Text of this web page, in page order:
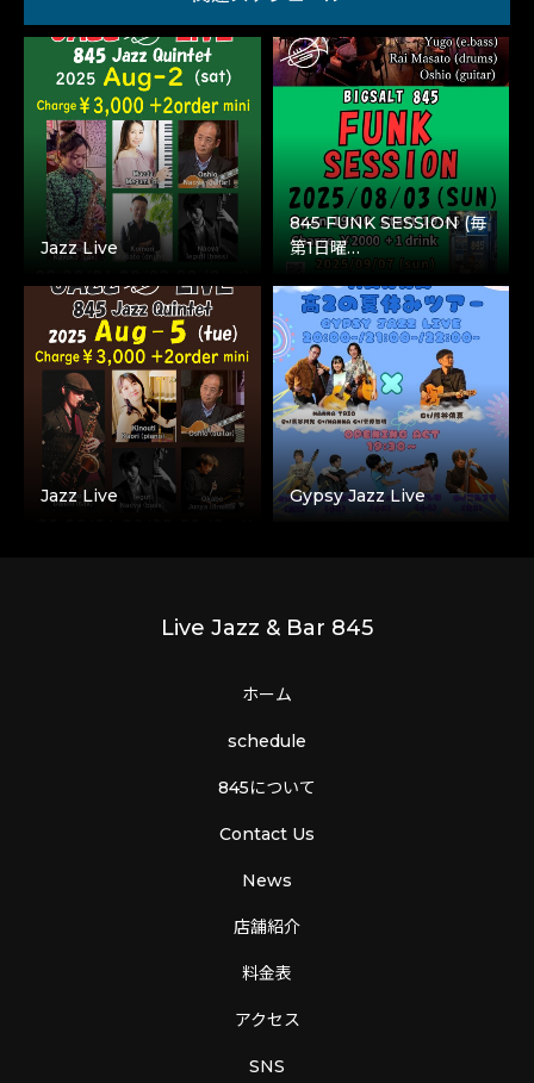
Jazz Live
845 FUNK SESSION (毎
第1日曜…
Jazz Live Gypsy Jazz Live
Live Jazz & Bar 845
ホーム
schedule
845について
Contact Us
News
店舗紹介
料金表
アクセス
SNS